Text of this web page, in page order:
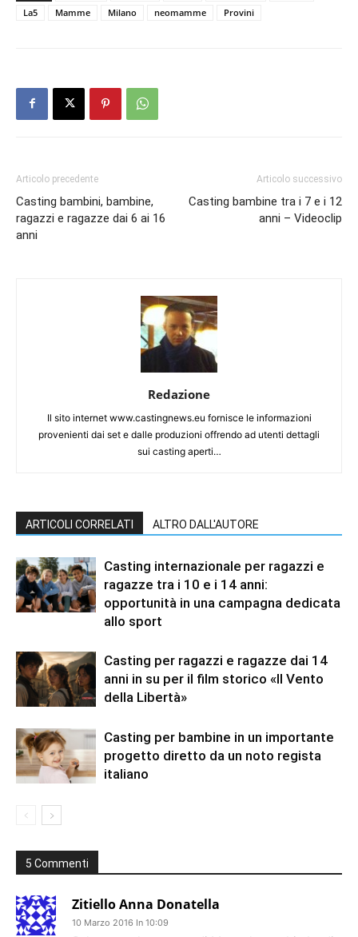
La5
Mamme Milano neomamme Provini
Articolo precedente
Casting bambini, bambine,
ragazzi e ragazze dai 6 ai 16
anni
Articolo successivo
Casting bambine tra i 7 e i 12
anni – Videoclip
Redazione
Il sito internet www.castingnews.eu fornisce le informazioni
provenienti dai set e dalle produzioni offrendo ad utenti dettagli
sui casting aperti…
ARTICOLI CORRELATI ALTRO DALL'AUTORE
Casting internazionale per ragazzi e
ragazze tra i 10 e i 14 anni:
opportunità in una campagna dedicata
allo sport
Casting per ragazzi e ragazze dai 14
anni in su per il film storico «Il Vento
della Libertà»
Casting per bambine in un importante
progetto diretto da un noto regista
italiano
5 Commenti
Zitiello Anna Donatella
10 Marzo 2016 In 10:09